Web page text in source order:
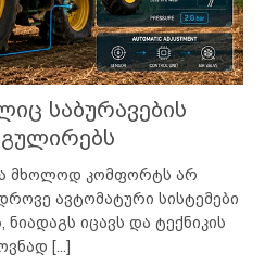
საბურავების
მხოლოდ კომფორტს არ
ავტომატური სისტემები
ნიადაგს იცავს და ტექნიკის
[...]